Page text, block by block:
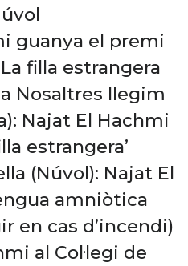
guanya el premi
filla estrangera
Nosaltres llegim
Najat El Hachmi
estrangera’
(Núvol): Najat El
amniòtica
en cas d’incendi)
al Col·legi de